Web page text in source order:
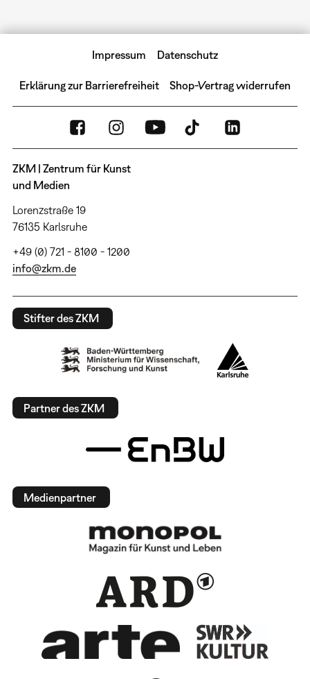
Impressum Datenschutz
Erklärung zur Barrierefreiheit Shop-Vertrag widerrufen
ZKM | Zentrum für Kunst
und Medien
Lorenzstraße 19
76135 Karlsruhe
+49 (0) 721 - 8100 - 1200
info@zkm.de
Stifter des ZKM
Partner des ZKM
Medienpartner